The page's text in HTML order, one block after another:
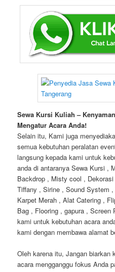
Sewa Kursi Kuliah –
Mengatur Acara Anda!
Selain itu, Kami juga
semua kebutuhan peralatan
langsung kepada kami untuk
anda di antaranya Sewa Kursi ,
Backdrop , Misty cool ,
Tiffany , Sirine , Sound System
Karpet Merah , Alat Catering ,
Bag , Flooring , gapura ,
kami untuk kebutuhan acara
kami dengan membawa alamat
Oleh karena itu, Jangan biarkan
acara mengganggu fokus Anda